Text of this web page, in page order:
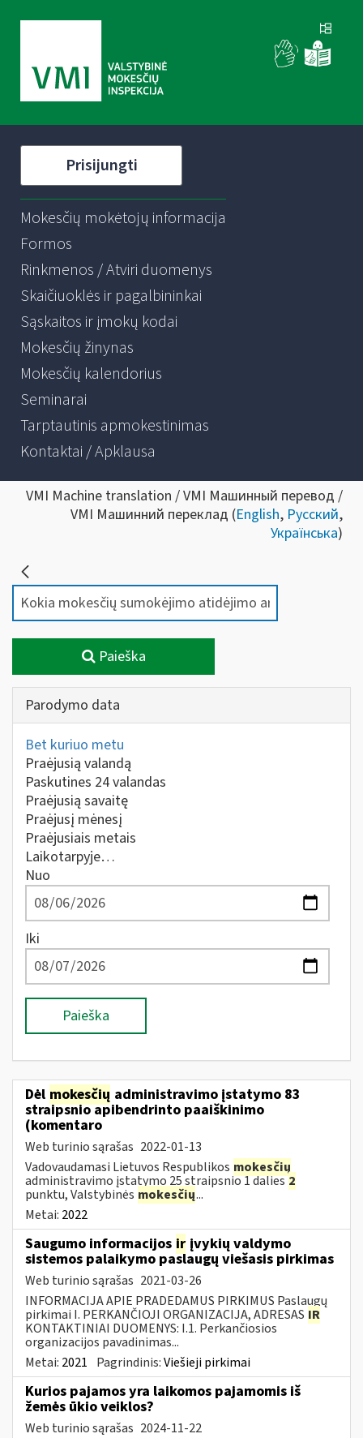
Prisijungti
Mokesčių mokėtojų informacija
Formos
Rinkmenos / Atviri duomenys
Skaičiuoklės ir pagalbininkai
Sąskaitos ir įmokų kodai
Mokesčių žinynas
Mokesčių kalendorius
Seminarai
Tarptautinis apmokestinimas
Kontaktai / Apklausa
VMI Machine translation / VMI Машинный перевод /
VMI Машинний переклад (English, Русский,
Українська)
Paieška
Parodymo data
Bet kuriuo metu
Praėjusią valandą
Paskutines 24 valandas
Praėjusią savaitę
Praėjusį mėnesį
Praėjusiais metais
Laikotarpyje…
Nuo
Iki
Paieška
Dėl mokesčių administravimo įstatymo 83
straipsnio apibendrinto paaiškinimo
(komentaro
Web turinio sąrašas 2022-01-13
Vadovaudamasi Lietuvos Respublikos mokesčių
administravimo įstatymo 25 straipsnio 1 dalies2
punktu, Valstybinės mokesčių...
Metai: 2022
Saugumo informacijos ir įvykių valdymo
sistemos palaikymo paslaugų viešasis pirkimas
Web turinio sąrašas 2021-03-26
INFORMACIJA APIE PRADEDAMUS PIRKIMUS Paslaugų
pirkimai I. PERKANČIOJI ORGANIZACIJA, ADRESAS IR
KONTAKTINIAI DUOMENYS: I.1. Perkančiosios
organizacijos pavadinimas...
Metai: 2021 Pagrindinis:Viešieji pirkimai
Kurios pajamos yra laikomos pajamomis iš
žemės ūkio veiklos?
Web turinio sąrašas 2024-11-22